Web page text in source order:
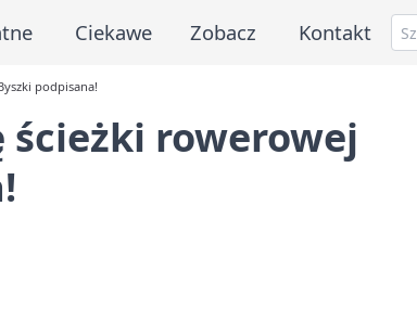
Ciekawe Zobacz Kontakt
podpisana!
ścieżki rowerowej